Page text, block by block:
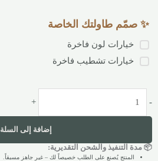
✨ صمّم طاولتك الخاصة
خيارات لون فاخرة
خيارات تشطيب فاخرة
-
+
إضافة إلى السلة
📦 مدة التنفيذ والشحن التقديرية:
المنتج يُصنع على الطلب خصيصاً لك – غير جاهز مسبقاً.